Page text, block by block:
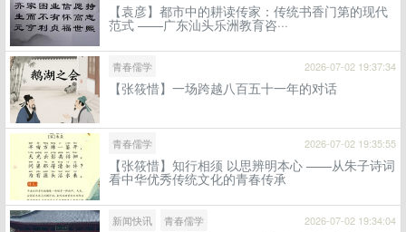
【袁彦】都市中的耕读传家：传统书香门第的现代
范式 ——广东汕头乐洲教育咨···
青春儒学 2026-07-02 19:37:34
【张筱惜】一场跨越八百五十一年的对话
青春儒学 2026-07-02 19:35:55
【张筱惜】知行相须 以思辨明本心 ——从朱子诗词
看中华优秀传统文化的青春传承
新闻快讯 青春儒学 2026-07-02 19:34:04